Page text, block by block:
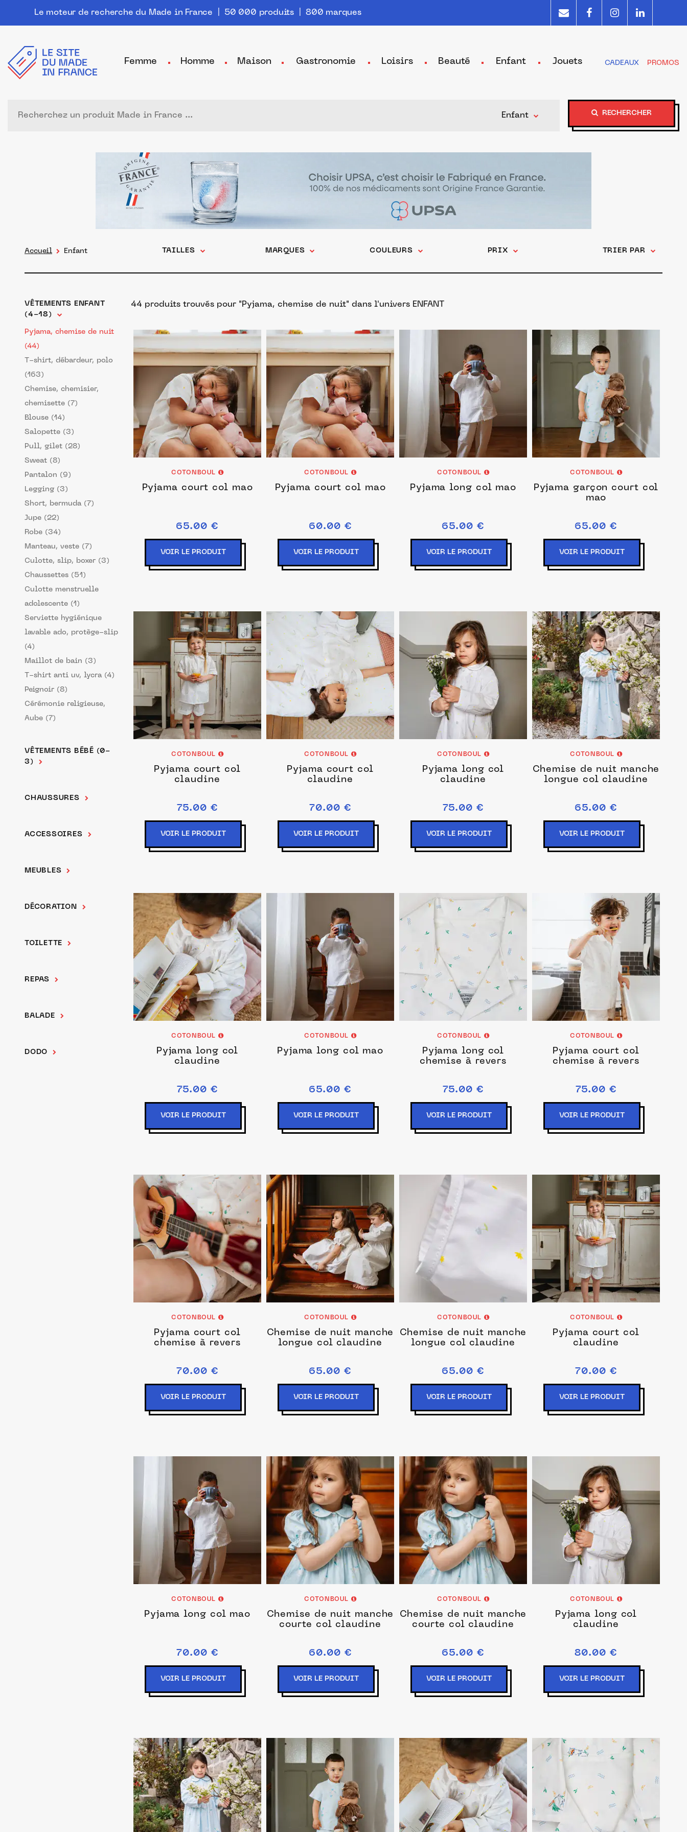
Le moteur de recherche du Made in France | 50 000 produits | 800 marques
Femme Homme Maison Gastronomie Loisirs Beauté Enfant Jouets CADEAUX PROMOS
Enfant RECHERCHER
Accueil Enfant TAILLES MARQUES COULEURS PRIX TRIER PAR
VÊTEMENTS BÉBÉ (0-
3)
VÊTEMENTS ENFANT
(4-18)
T-shirt, débardeur, polo
(163)
Chemise, chemisier,
chemisette (7)
Blouse (14)
Salopette (3)
Pull, gilet (28)
Sweat (8)
Pantalon (9)
Legging (3)
Short, bermuda (7)
Jupe (22)
Robe (34)
Manteau, veste (7)
Culotte, slip, boxer (3)
Chaussettes (51)
Culotte menstruelle
adolescente (1)
Serviette hygiénique
lavable ado, protège-slip
(4)
Maillot de bain (3)
T-shirt anti uv, lycra (4)
Pyjama, chemise de nuit
(44)
Peignoir (8)
Cérémonie religieuse,
Aube (7)
CHAUSSURES
ACCESSOIRES
MEUBLES
DÉCORATION
TOILETTE
REPAS
BALADE
DODO
44 produits trouvés pour "Pyjama, chemise de nuit" dans l'univers ENFANT
COTONBOUL
Pyjama court col mao
65.00 €
VOIR LE PRODUIT
COTONBOUL
Pyjama court col mao
60.00 €
VOIR LE PRODUIT
COTONBOUL
Pyjama long col mao
65.00 €
VOIR LE PRODUIT
COTONBOUL
Pyjama garçon court col
mao
65.00 €
VOIR LE PRODUIT
COTONBOUL
Pyjama court col
claudine
75.00 €
VOIR LE PRODUIT
COTONBOUL
Pyjama court col
claudine
70.00 €
VOIR LE PRODUIT
COTONBOUL
Pyjama long col
claudine
75.00 €
VOIR LE PRODUIT
COTONBOUL
Chemise de nuit manche
longue col claudine
65.00 €
VOIR LE PRODUIT
COTONBOUL
Pyjama long col
claudine
75.00 €
VOIR LE PRODUIT
COTONBOUL
Pyjama long col mao
65.00 €
VOIR LE PRODUIT
COTONBOUL
Pyjama long col
chemise à revers
75.00 €
VOIR LE PRODUIT
COTONBOUL
Pyjama court col
chemise à revers
75.00 €
VOIR LE PRODUIT
COTONBOUL
Pyjama court col
chemise à revers
70.00 €
VOIR LE PRODUIT
COTONBOUL
Chemise de nuit manche
longue col claudine
65.00 €
VOIR LE PRODUIT
COTONBOUL
Chemise de nuit manche
longue col claudine
65.00 €
VOIR LE PRODUIT
COTONBOUL
Pyjama court col
claudine
70.00 €
VOIR LE PRODUIT
COTONBOUL
Pyjama long col mao
70.00 €
VOIR LE PRODUIT
COTONBOUL
Chemise de nuit manche
courte col claudine
60.00 €
VOIR LE PRODUIT
COTONBOUL
Chemise de nuit manche
courte col claudine
65.00 €
VOIR LE PRODUIT
COTONBOUL
Pyjama long col
claudine
80.00 €
VOIR LE PRODUIT